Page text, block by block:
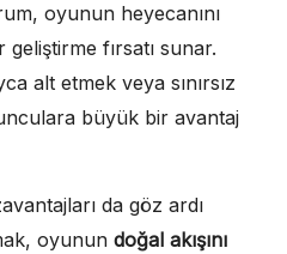
oyunun heyecanını
fırsatı sunar.
alt etmek veya sınırsız
büyük bir avantaj
da göz ardı
oyunun doğal akışını